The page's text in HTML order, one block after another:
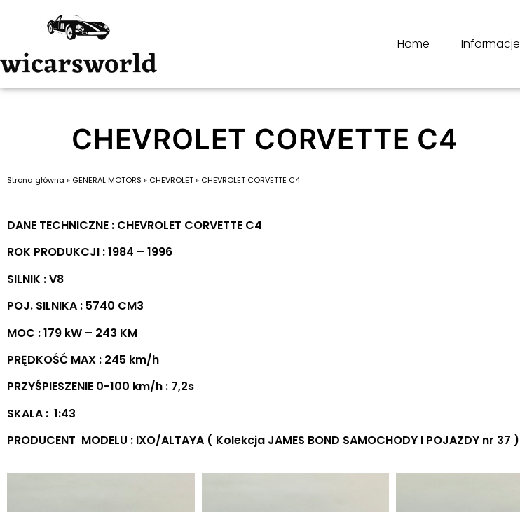
Home Informacje
CHEVROLET CORVETTE C4
Strona główna » GENERAL MOTORS » CHEVROLET» CHEVROLET CORVETTE C4
DANE TECHNICZNE : CHEVROLET CORVETTE C4
ROK PRODUKCJI : 1984 – 1996
SILNIK : V8
POJ. SILNIKA : 5740 CM3
MOC : 179 kW – 243 KM
PRĘDKOŚĆ MAX : 245 km/h
PRZYŚPIESZENIE 0-100 km/h : 7,2s
SKALA : 1:43
PRODUCENT MODELU : IXO/ALTAYA ( Kolekcja JAMES BOND SAMOCHODY I POJAZDY nr 37 )